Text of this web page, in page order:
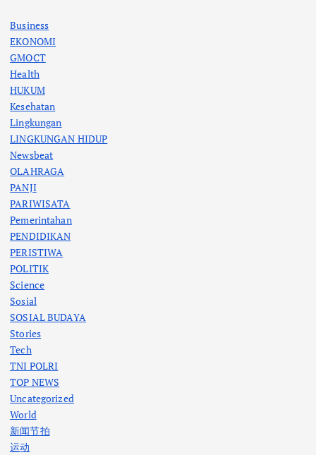
Business
EKONOMI
GMOCT
Health
HUKUM
Kesehatan
Lingkungan
LINGKUNGAN HIDUP
Newsbeat
OLAHRAGA
PANJI
PARIWISATA
Pemerintahan
PENDIDIKAN
PERISTIWA
POLITIK
Science
Sosial
SOSIAL BUDAYA
Stories
Tech
TNI POLRI
TOP NEWS
Uncategorized
World
新闻节拍
运动